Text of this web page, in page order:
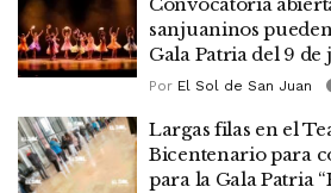
sanjuaninos
Gala Patria del 9 de
Por El Sol de San Juan
Largas filas en el
Bicentenario para
para la Gala Patria